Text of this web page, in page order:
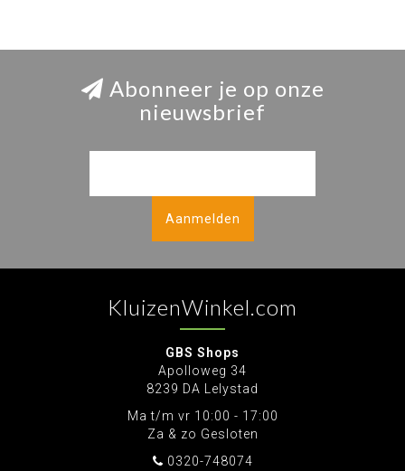
Abonneer je op onze
nieuwsbrief
Aanmelden
KluizenWinkel.com
GBS Shops
Apolloweg 34
8239 DA Lelystad
Ma t/m vr 10:00 - 17:00
Za & zo Gesloten
0320-748074